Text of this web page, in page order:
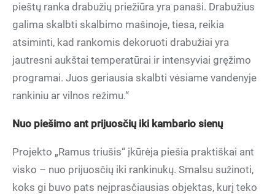
pieštų ranka drabužių priežiūra yra panaši. Drabužius
galima skalbti skalbimo mašinoje, tiesa, reikia
atsiminti, kad rankomis dekoruoti drabužiai yra
jautresni aukštai temperatūrai ir intensyviai gręžimo
programai. Juos geriausia skalbti vėsiame vandenyje
rankiniu ar vilnos režimu.“
Nuo piešimo ant prijuosčių iki kambario sienų
Projekto „Ramus triušis“ įkūrėja piešia praktiškai ant
visko – nuo prijuosčių iki rankinukų. Smalsu sužinoti,
koks gi buvo pats neįprasčiausias objektas, kurį teko